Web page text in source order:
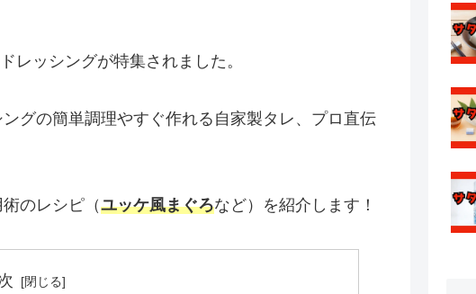
レッシングが特集されました。
グの簡単調理やすぐ作れる自家製タレ、プロ直伝
のレシピ（ユッケ風まぐろなど）を紹介します！